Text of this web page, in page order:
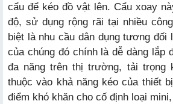
cẩu để kéo đồ vật lên. Cẩu xoay
độ, sử dụng rộng rãi tại nhiều
biệt là nhu cầu dân dụng tương
của chúng đó chính là dễ dàng lắp
đa năng trên thị trường, tải trọng
thuộc vào khả năng kéo của thiết
điểm khó khăn cho cố định loại